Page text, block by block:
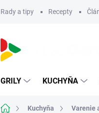
Rady a tipy Recepty
GRILY KUCHYŇA
DomovKuchyňa Varenie